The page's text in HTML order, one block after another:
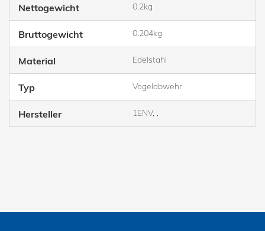
Nettogewicht 0.2kg
Bruttogewicht 0.204kg
Material Edelstahl
Typ Vogelabwehr
Hersteller 1ENV, ,